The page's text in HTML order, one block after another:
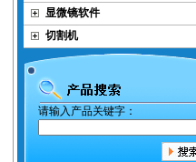
显微镜软件
切割机
请输入产品关键字：